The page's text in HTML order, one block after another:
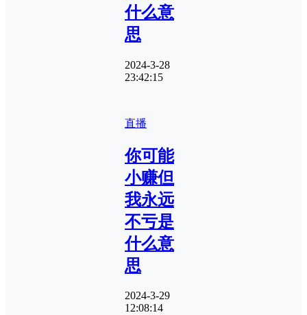
什么意
思
2024-3-28
23:42:15
直播
你可能
小赚但
我永远
不亏是
什么意
思
2024-3-29
12:08:14